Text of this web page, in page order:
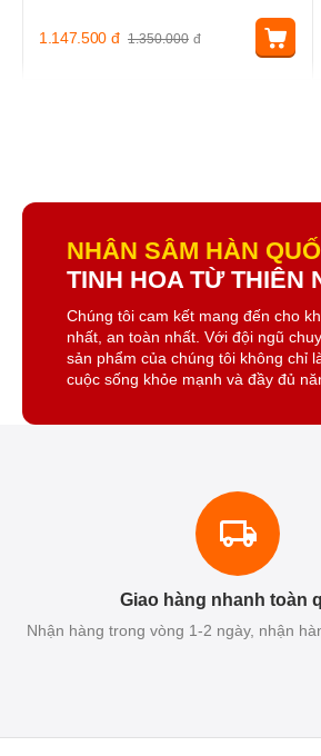
1.350.000 đ
1.147.500 đ
NHÂN SÂM HÀN
TINH HOA TỪ THIÊN
Chúng tôi cam kết mang đến cho
nhất, an toàn nhất. Với đội ngũ
sản phẩm của chúng tôi không chỉ
cuộc sống khỏe mạnh và đầy đủ
Giao hàng nhanh toàn
Nhận hàng trong vòng 1-2 ngày, nhận